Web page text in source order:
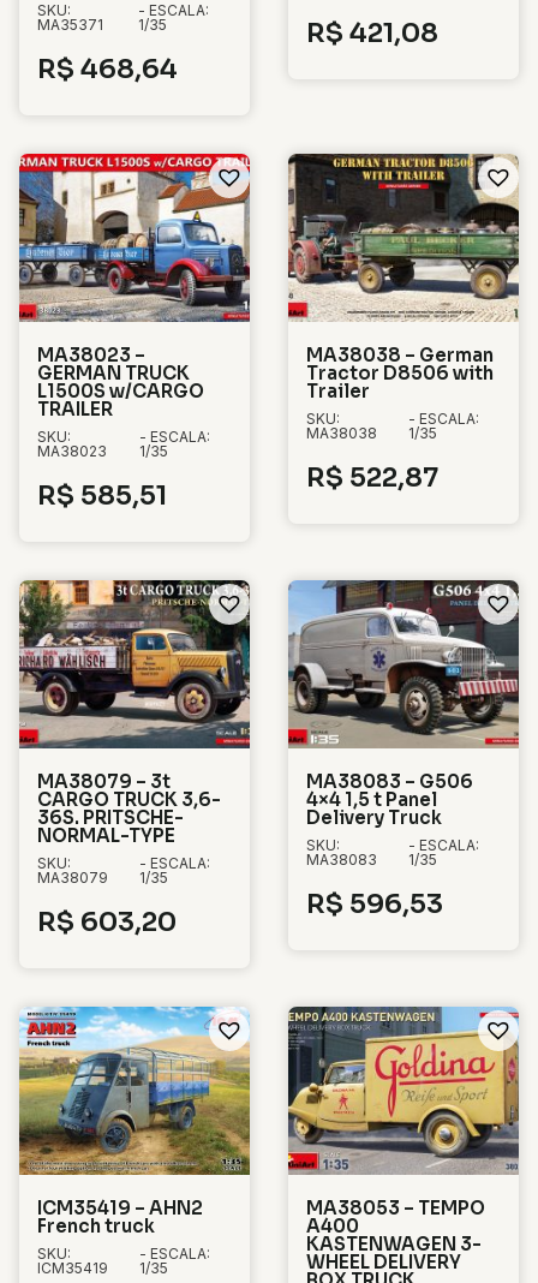
SKU:
MA35371
- ESCALA:
1/35
R$ 468,64
R$ 421,08
MA38023 –
GERMAN TRUCK
L1500S w/CARGO
TRAILER
SKU:
MA38023
- ESCALA:
1/35
R$ 585,51
MA38038 – German
Tractor D8506 with
Trailer
SKU:
MA38038
- ESCALA:
1/35
R$ 522,87
MA38079 – 3t
CARGO TRUCK 3,6-
36S. PRITSCHE-
NORMAL-TYPE
SKU:
MA38079
- ESCALA:
1/35
R$ 603,20
MA38083 – G506
4×4 1,5 t Panel
Delivery Truck
SKU:
MA38083
- ESCALA:
1/35
R$ 596,53
ICM35419 – AHN2
French truck
SKU:
ICM35419
- ESCALA:
1/35
MA38053 – TEMPO
A400
KASTENWAGEN 3-
WHEEL DELIVERY